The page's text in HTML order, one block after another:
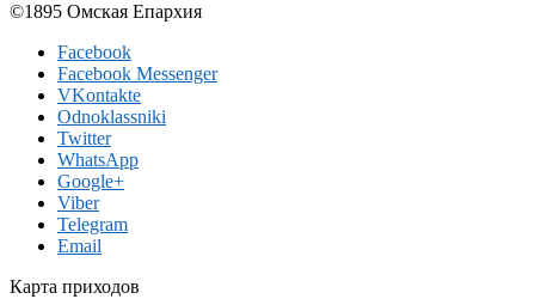
©1895 Омская Епархия
Facebook
Facebook Messenger
VKontakte
Odnoklassniki
Twitter
WhatsApp
Google+
Viber
Telegram
Email
Карта приходов